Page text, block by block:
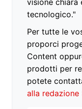
tecnologico."
Per tutte le
proporci
Content
prodotti per
potete
alla redazione